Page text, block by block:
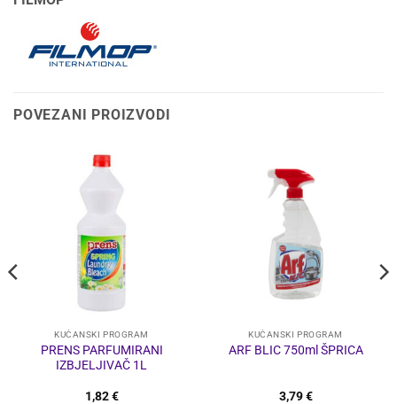
POVEZANI PROIZVODI
KUĆANSKI PROGRAM
PRENS PARFUMIRANI
IZBJELJIVAČ 1L
1,82€
KUĆANSKI PROGRAM
ARF BLIC 750ml ŠPRICA
3,79€